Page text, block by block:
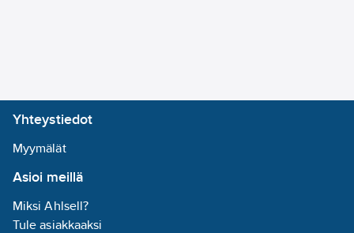
Yhteystiedot
Myymälät
Asioi meillä
Miksi Ahlsell?
Tule asiakkaaksi